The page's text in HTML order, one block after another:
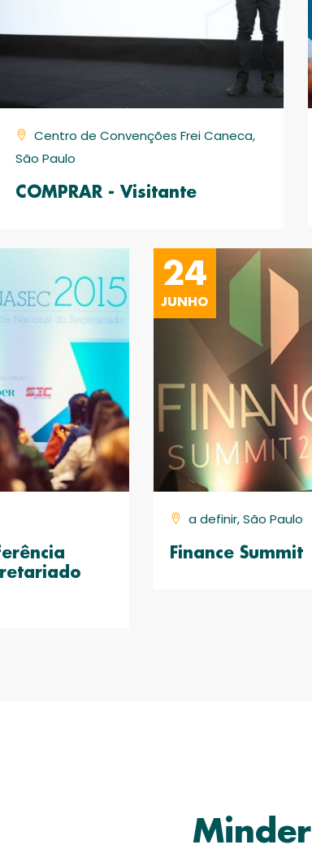
Centro de Convenções Frei Caneca,
São Paulo
COMPRAR - Visitante
24
JUNHO
a definir, São Paulo
Finance Summit
Minder